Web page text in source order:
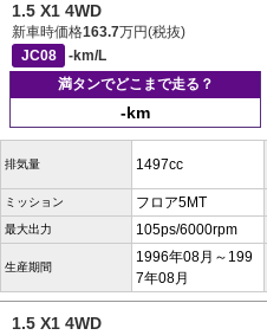
1.5 X1 4WD
新車時価格163.7万円(税抜)
JC08
-km/L
満タンでどこまで走る？
-km
排気量 1497cc
ミッション フロア5MT
最大出力 105ps/6000rpm
生産期間
1996年08月～199
7年08月
1.5 X1 4WD